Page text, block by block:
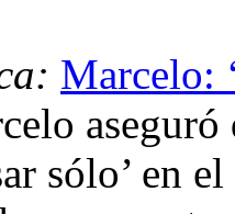
Marcelo:
sólo’ en